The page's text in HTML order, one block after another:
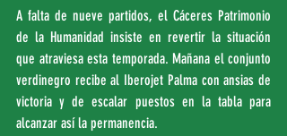
A falta de nueve partidos, el Cáceres Patrimonio
de la Humanidad insiste en revertir la situación
que atraviesa esta temporada. Mañana el conjunto
verdinegro recibe al Iberojet Palma con ansias de
victoria y de escalar puestos en la tabla para
alcanzar así la permanencia.